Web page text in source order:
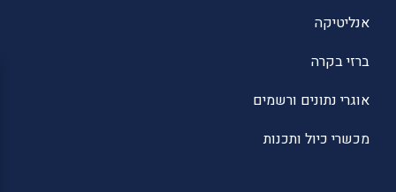
אנליטיקה
ברזי בקרה
אוגרי נתונים ורשמים
מכשרי כיול ותכנות